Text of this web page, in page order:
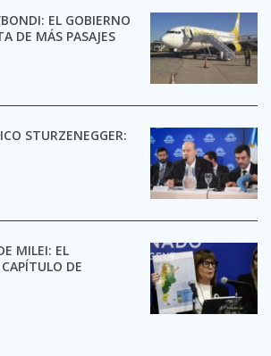
EL GOBIERNO
DE MÁS PASAJES
STURZENEGGER:
MILEI: EL
DE
TIERRAS